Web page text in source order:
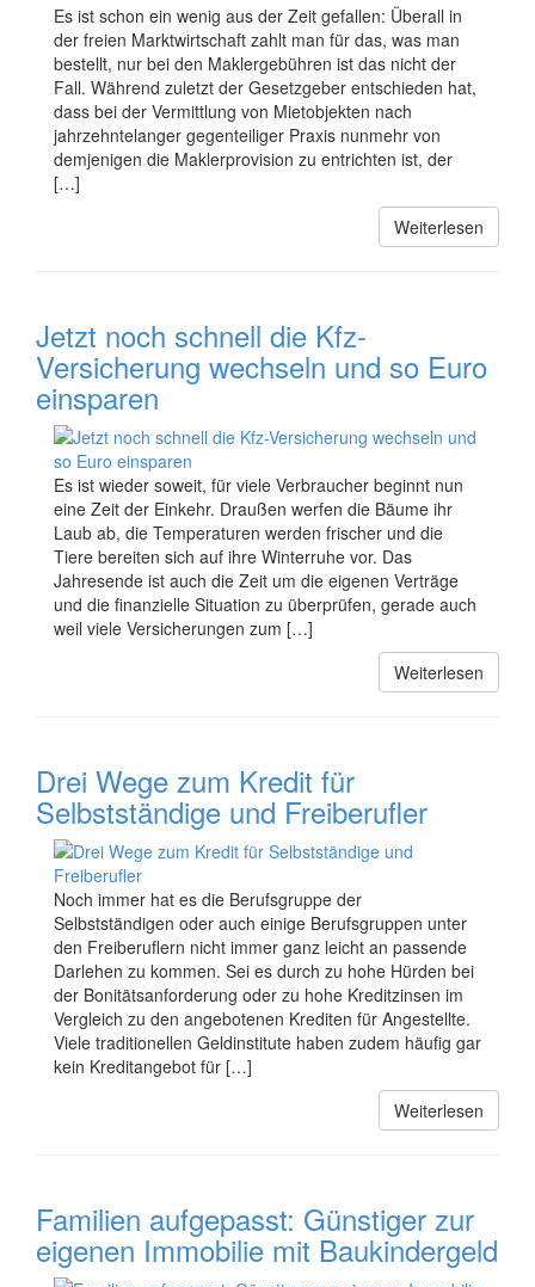
Es ist schon ein wenig aus der Zeit gefallen: Überall in
der freien Marktwirtschaft zahlt man für das, was man
bestellt, nur bei den Maklergebühren ist das nicht der
Fall. Während zuletzt der Gesetzgeber entschieden hat,
dass bei der Vermittlung von Mietobjekten nach
jahrzehntelanger gegenteiliger Praxis nunmehr von
demjenigen die Maklerprovision zu entrichten ist, der
[…]
Weiterlesen
Jetzt noch schnell die Kfz-
Versicherung wechseln und so Euro
einsparen
Es ist wieder soweit, für viele Verbraucher beginnt nun
eine Zeit der Einkehr. Draußen werfen die Bäume ihr
Laub ab, die Temperaturen werden frischer und die
Tiere bereiten sich auf ihre Winterruhe vor. Das
Jahresende ist auch die Zeit um die eigenen Verträge
und die finanzielle Situation zu überprüfen, gerade auch
weil viele Versicherungen zum […]
Weiterlesen
Drei Wege zum Kredit für
Selbstständige und Freiberufler
Noch immer hat es die Berufsgruppe der
Selbstständigen oder auch einige Berufsgruppen unter
den Freiberuflern nicht immer ganz leicht an passende
Darlehen zu kommen. Sei es durch zu hohe Hürden bei
der Bonitätsanforderung oder zu hohe Kreditzinsen im
Vergleich zu den angebotenen Krediten für Angestellte.
Viele traditionellen Geldinstitute haben zudem häufig gar
kein Kreditangebot für […]
Weiterlesen
Familien aufgepasst: Günstiger zur
eigenen Immobilie mit Baukindergeld